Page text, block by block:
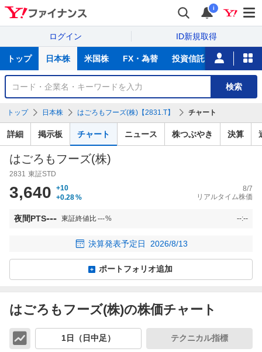
i
ログイン ID新規取得
サ
トップ 日本株 米国株 FX・為替 投資信託 ニュース
銘
検
索
検索
トップ 日本株 はごろもフーズ(株)【2831.T】 チャート
詳細 掲示板 チャート ニュース 株つぶやき 決算
はごろもフーズ(株)
2831 東証STD
3,640
+10
+0.28%
8/7
リアルタイム株価
夜間PTS--- 東証終値比---% --:--
決算発表予定日 2026/8/13
ポートフォリオ追加
はごろもフーズ(株)の株価チャート
1日（日中足） テクニカル指標